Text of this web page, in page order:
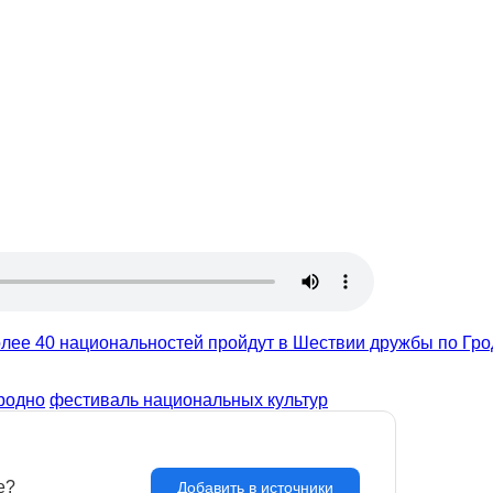
40 национальностей пройдут в Шествии дружбы по
фестиваль национальных культур
Добавить в источники